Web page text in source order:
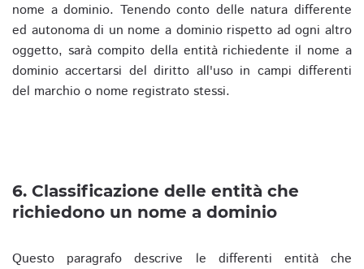
nome a dominio. Tenendo conto delle natura differente
ed autonoma di un nome a dominio rispetto ad ogni altro
oggetto, sarà compito della entità richiedente il nome a
dominio accertarsi del diritto all'uso in campi differenti
del marchio o nome registrato stessi.
6. Classificazione delle entità che
richiedono un nome a dominio
Questo paragrafo descrive le differenti entità che